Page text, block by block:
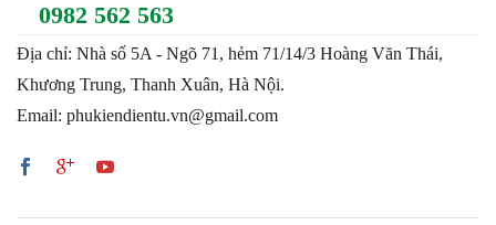
0982 562 563
Địa chỉ: Nhà số 5A - Ngõ 71, hẻm 71/14/3 Hoàng Văn Thái,
Khương Trung, Thanh Xuân, Hà Nội.
Email: phukiendientu.vn@gmail.com